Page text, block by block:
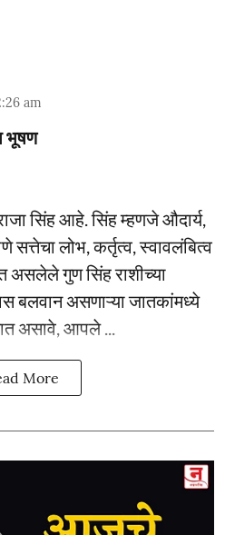
am
भूषण
सिंह आहे. सिंह म्हणजे औदार्य,
सत्तेचा लोभ, कर्तृत्व, स्वावलंबित्व
असलेले गुण सिंह राशीच्या
बलवान असणाऱ्या जातकांमध्ये
असावे, आपले ...
More